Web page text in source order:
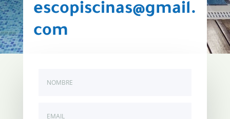
escopiscinas@gmail.
com